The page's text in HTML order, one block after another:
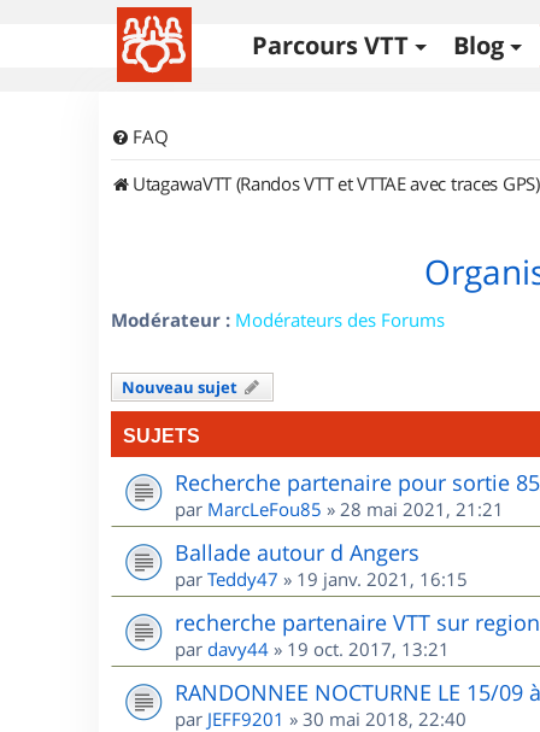
Parcours VTT Blog
FAQ
UtagawaVTT (Randos VTT et VTTAE avec traces GPS)
Modérateur : Modérateurs des Forums
Nouveau sujet
SUJETS
Recherche partenaire pour sortie
par MarcLeFou85 » 28 mai 2021, 21:21
Ballade autour d Angers
par Teddy47 » 19 janv. 2021, 16:15
recherche partenaire VTT sur
par davy44 » 19 oct. 2017, 13:21
RANDONNEE NOCTURNE LE 15/09
par JEFF9201 » 30 mai 2018, 22:40